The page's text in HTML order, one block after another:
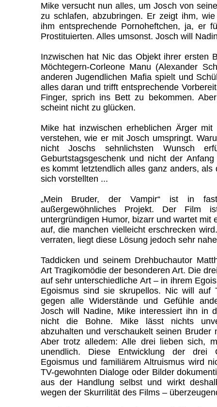
Mike versucht nun alles, um Josch von
zu schlafen, abzubringen. Er zeigt ihm,
ihm entsprechende Pornoheftchen, ja, er
Prostituierten. Alles umsonst. Josch will
Inzwischen hat Nic das Objekt ihrer ersten
Möchtegern-Corleone Manu (Alexander
anderen Jugendlichen Mafia spielt und
alles daran und trifft entsprechende
Finger, sprich ins Bett zu bekommen.
scheint nicht zu glücken.
Mike hat inzwischen erheblichen Ärger
verstehen, wie er mit Josch umspringt.
nicht Joschs sehnlichsten Wunsch
Geburtstagsgeschenk und nicht der
es kommt letztendlich alles ganz anders, als
sich vorstellten ...
„Mein Bruder, der Vampir“ ist in
außergewöhnliches Projekt. Der Film
untergründigen Humor, bizarr und wartet mit
auf, die manchen vielleicht erschrecken
verraten, liegt diese Lösung jedoch sehr
Taddicken und seinem Drehbuchautor
Art Tragikomödie der besonderen Art. Die
auf sehr unterschiedliche Art – in ihrem
Egoismus sind sie skrupellos. Nic will auf
gegen alle Widerstände und Gefühle
Josch will Nadine, Mike interessiert ihn in
nicht die Bohne. Mike lässt nichts
abzuhalten und verschaukelt seinen Bruder
Aber trotz alledem: Alle drei lieben sich,
unendlich. Diese Entwicklung der drei
Egoismus und familiärem Altruismus wird
TV-gewohnten Dialoge oder Bilder
aus der Handlung selbst und wirkt
wegen der Skurrilität des Films –